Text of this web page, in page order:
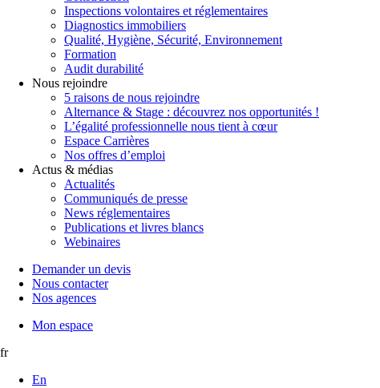
Inspections volontaires et réglementaires
Diagnostics immobiliers
Qualité, Hygiène, Sécurité, Environnement
Formation
Audit durabilité
Nous rejoindre
5 raisons de nous rejoindre
Alternance & Stage : découvrez nos opportunités !
L’égalité professionnelle nous tient à cœur
Espace Carrières
Nos offres d’emploi
Actus & médias
Actualités
Communiqués de presse
News réglementaires
Publications et livres blancs
Webinaires
Demander un devis
Nous contacter
Nos agences
Mon espace
fr
En